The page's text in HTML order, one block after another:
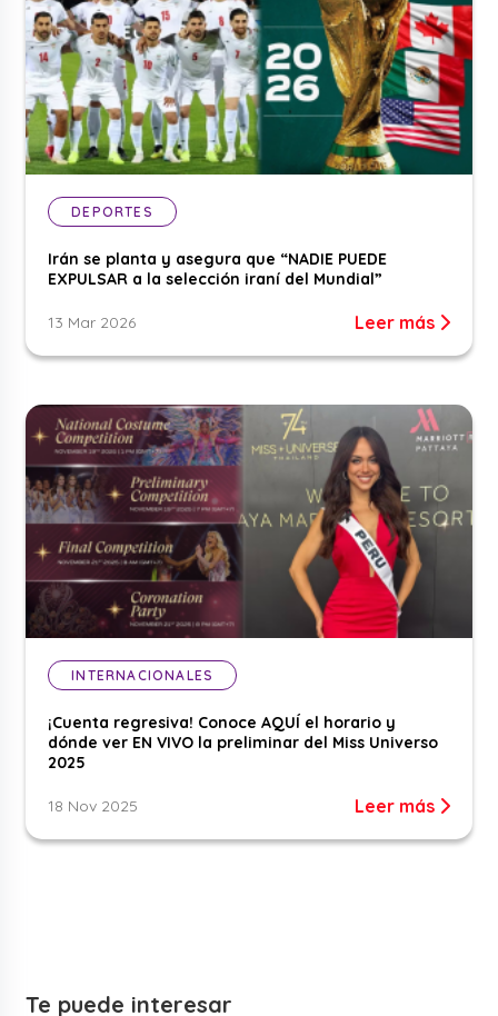
DEPORTES
Irán se planta y asegura que “NADIE PUEDE
EXPULSAR a la selección iraní del Mundial”
13 Mar 2026 Leer más
INTERNACIONALES
¡Cuenta regresiva! Conoce AQUÍ el horario y
dónde ver EN VIVO la preliminar del Miss Universo
2025
18 Nov 2025 Leer más
Te puede interesar